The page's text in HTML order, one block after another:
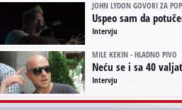
JOHN LYDON GOVORI ZA
Uspeo sam da
Intervju
MILE KEKIN - HLADNO PIVO
Neću se i sa 40
Intervju